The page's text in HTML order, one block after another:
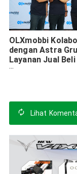
OLXmobbi
dengan Astra
Layanan Jual
Jadi Makin Mudah
Lihat